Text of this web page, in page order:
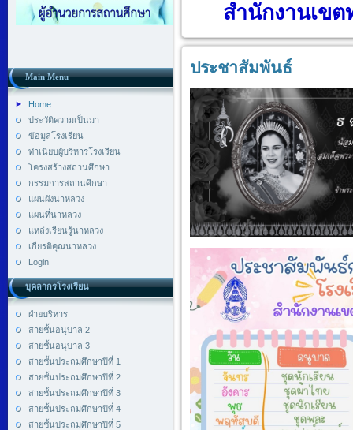
Main Menu
Home
ประวัติความเป็นมา
ข้อมูลโรงเรียน
ทำเนียบผู้บริหารโรงเรียน
โครงสร้างสถานศึกษา
กรรมการสถานศึกษา
แผนผังนาหลวง
แผนที่นาหลวง
แหล่งเรียนรู้นาหลวง
เกียรติคุณนาหลวง
Login
บุคลากรโรงเรียน
ฝ่ายบริหาร
สายชั้นอนุบาล 2
สายชั้นอนุบาล 3
สายชั้นประถมศึกษาปีที่ 1
สายชั้นประถมศึกษาปีที่ 2
สายชั้นประถมศึกษาปีที่ 3
สายชั้นประถมศึกษาปีที่ 4
สายชั้นประถมศึกษาปีที่ 5
สำนักงานเข
ประชาสัมพันธ์